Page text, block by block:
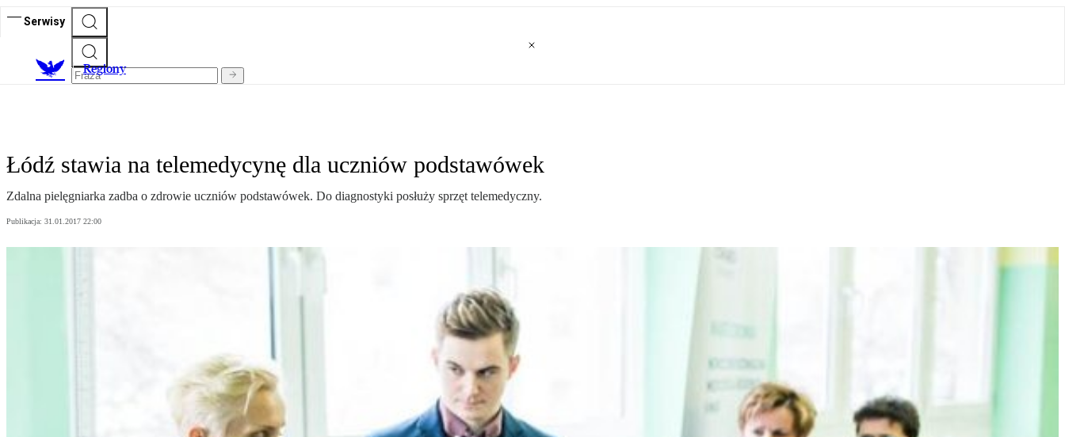
Serwisy
Regiony
Łódź stawia na telemedycynę dla uczniów podstawówek
Zdalna pielęgniarka zadba o zdrowie uczniów podstawówek. Do diagnostyki posłuży sprzęt telemedyczny.
Publikacja: 31.01.2017 22:00